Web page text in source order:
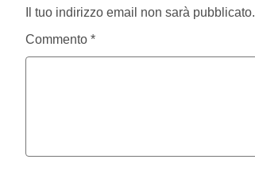
Il tuo indirizzo email non sarà pubblicato.
Commento *